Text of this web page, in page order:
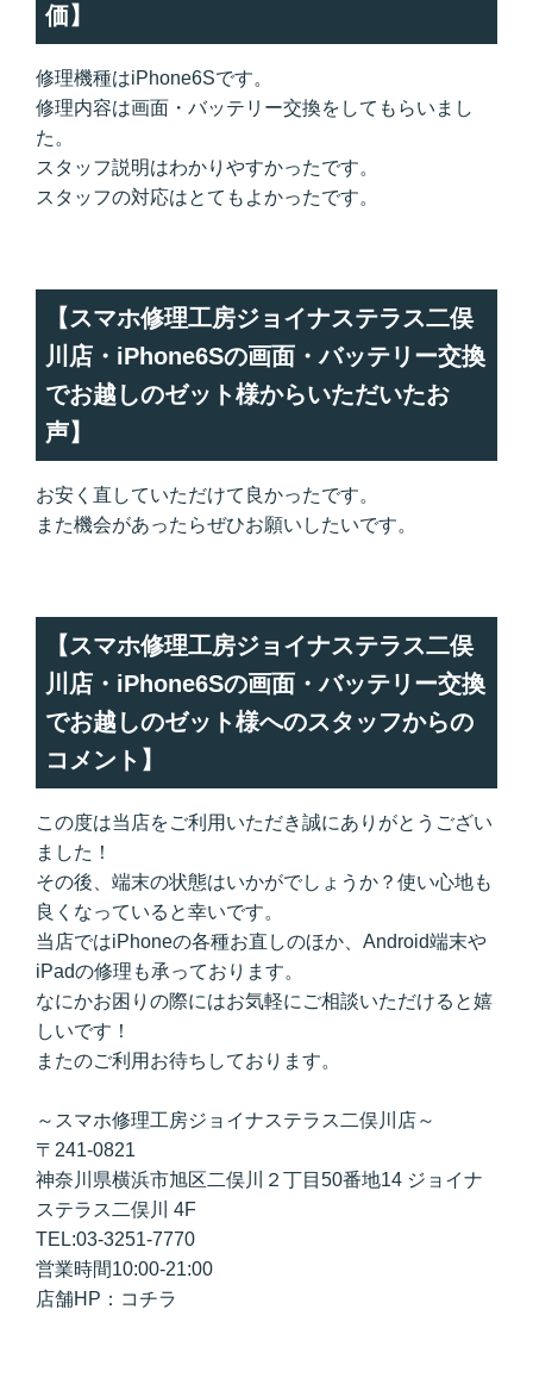
価】
修理機種はiPhone6Sです。
修理内容は画面・バッテリー交換をしてもらいまし
た。
スタッフ説明はわかりやすかったです。
スタッフの対応はとてもよかったです。
【スマホ修理工房ジョイナステラス二俣
川店・iPhone6Sの画面・バッテリー交換
でお越しのゼット様からいただいたお
声】
お安く直していただけて良かったです。
また機会があったらぜひお願いしたいです。
【スマホ修理工房ジョイナステラス二俣
川店・iPhone6Sの画面・バッテリー交換
でお越しのゼット様へのスタッフからの
コメント】
この度は当店をご利用いただき誠にありがとうござい
ました！
その後、端末の状態はいかがでしょうか？使い心地も
良くなっていると幸いです。
当店ではiPhoneの各種お直しのほか、Android端末や
iPadの修理も承っております。
なにかお困りの際にはお気軽にご相談いただけると嬉
しいです！
またのご利用お待ちしております。
～スマホ修理工房ジョイナステラス二俣川店～
〒241-0821
神奈川県横浜市旭区二俣川２丁目50番地14 ジョイナ
ステラス二俣川 4F
TEL:03-3251-7770
営業時間10:00-21:00
店舗HP： コチラ